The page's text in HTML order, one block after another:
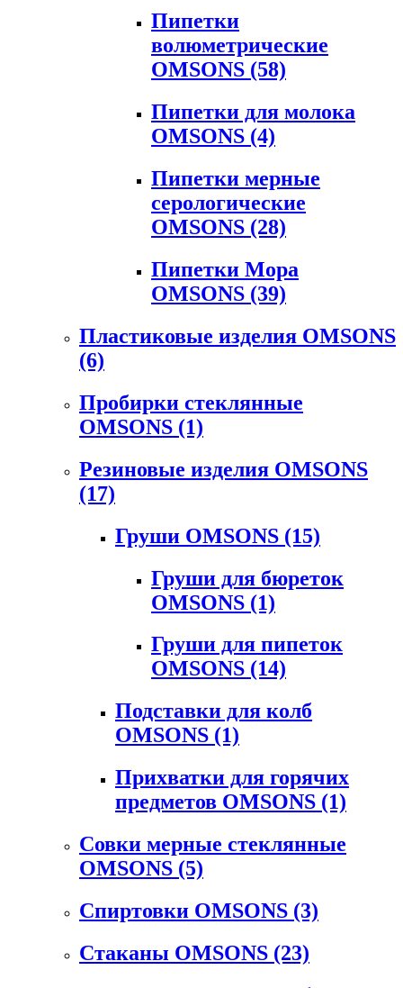
Пипетки
волюметрические
OMSONS (58)
Пипетки для молока
OMSONS (4)
Пипетки мерные
серологические
OMSONS (28)
Пипетки Мора
OMSONS (39)
Пластиковые изделия OMSONS
(6)
Пробирки стеклянные
OMSONS (1)
Резиновые изделия OMSONS
(17)
Груши OMSONS (15)
Груши для бюреток
OMSONS (1)
Груши для пипеток
OMSONS (14)
Подставки для колб
OMSONS (1)
Прихватки для горячих
предметов OMSONS (1)
Совки мерные стеклянные
OMSONS (5)
Спиртовки OMSONS (3)
Стаканы OMSONS (23)